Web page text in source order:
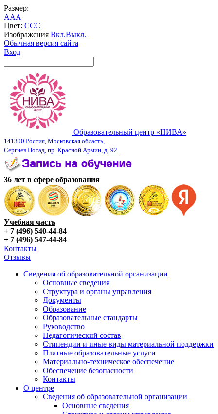
Размер:
AAA
Цвет: CCC
Изображения Вкл.Выкл.
Обычная версия сайта
Вход
Образовательный центр «НИВА»
141300 Россия, Московская область,
Сергиев Посад, пр. Красной Армии, д. 92
36 лет в сфере образования
Учебная часть
+ 7 (496) 540-44-84
+ 7 (496) 547-44-84
Контакты
Отзывы
Сведения об образовательной организации
Основные сведения
Структура и органы управления
Документы
Образование
Образовательные стандарты
Руководство
Педагогический состав
Стипендии и иные виды материальной поддержки
Платные образовательные услуги
Материально-техническое обеспечение
Обеспечение безопасности
Контакты
О центре
Сведения об образовательной организации
Основные сведения